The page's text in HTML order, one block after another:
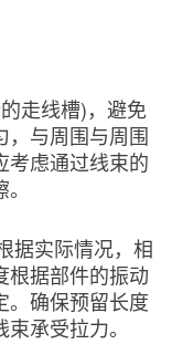
走线槽)，避免
，与周围与周围
考虑通过线束的
据实际情况，相
根据部件的振动
。确保预留长度
承受拉力。